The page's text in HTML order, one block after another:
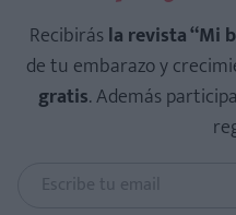
Recibirásla revista “Mi
de tu embarazo y
gratis. Además